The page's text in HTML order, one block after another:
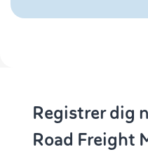
Registrer dig
Road Freight